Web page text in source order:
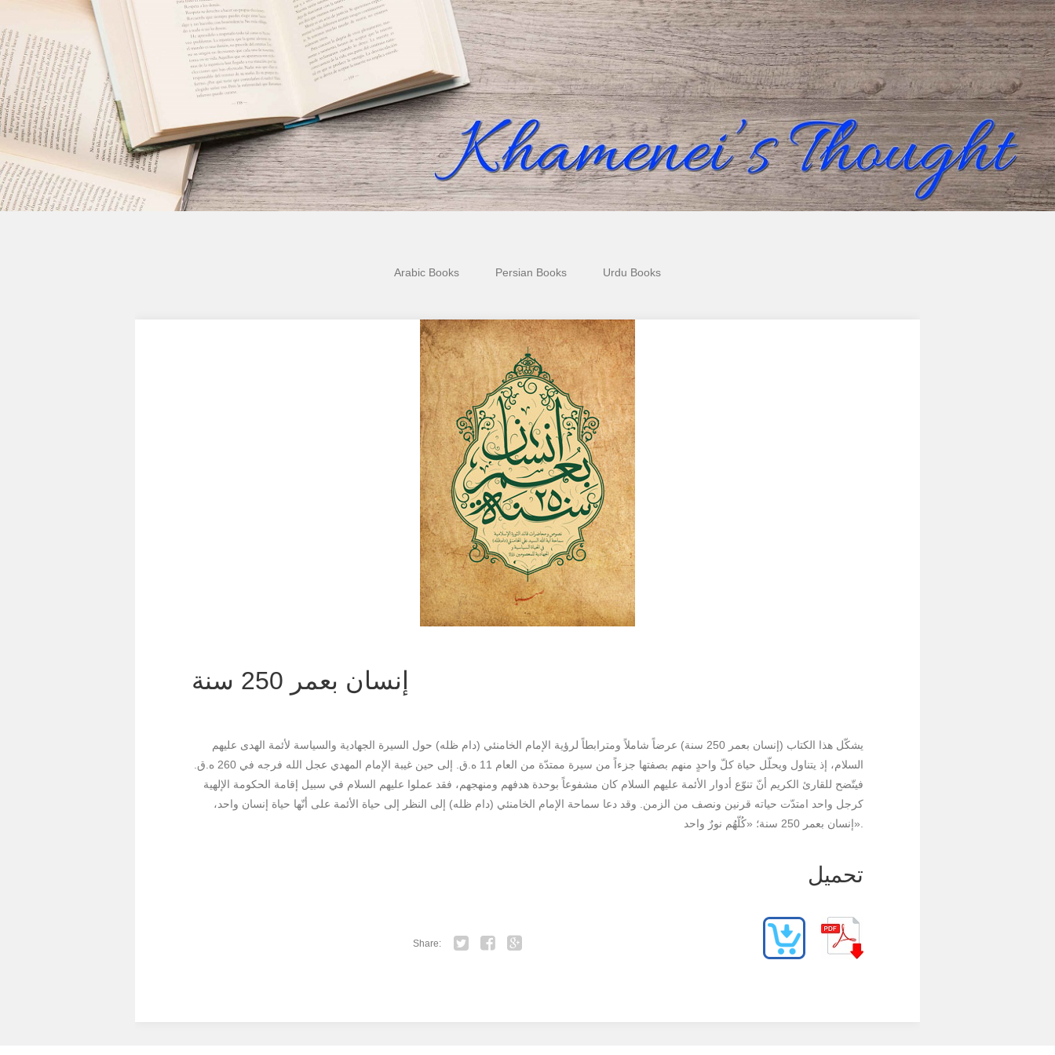
Arabic Books Persian Books Urdu Books
إنسان بعمر 250 سنة
يشكّل هذا الكتاب (إنسان بعمر 250 سنة) عرضاً شاملاً ومترابطاً لرؤية الإمام الخامنئي (دام ظله) حول السيرة الجهادية والسياسة لأئمة الهدى عليهم
السلام، إذ يتناول ويحلّل حياة كلّ واحدٍ منهم بصفتها جزءاً من سيرة ممتدّة من العام 11 ه.ق. إلى حين غيبة الإمام المهدي عجل الله فرجه في 260 ه.ق.
فيتّضح للقارئ الكريم أنّ تنوّع أدوار الأئمة عليهم السلام كان مشفوعاً بوحدة هدفهم ومنهجهم، فقد عملوا عليهم السلام في سبيل إقامة الحكومة الإلهية
كرجل واحد امتدّت حياته قرنين ونصف من الزمن. وقد دعا سماحة الإمام الخامنئي (دام ظله) إلى النظر إلى حياة الأئمة على أنّها حياة إنسان واحد،
إنسان بعمر 250 سنة؛ «كُلّهُم نورٌ واحد».
تحمیل
Share: